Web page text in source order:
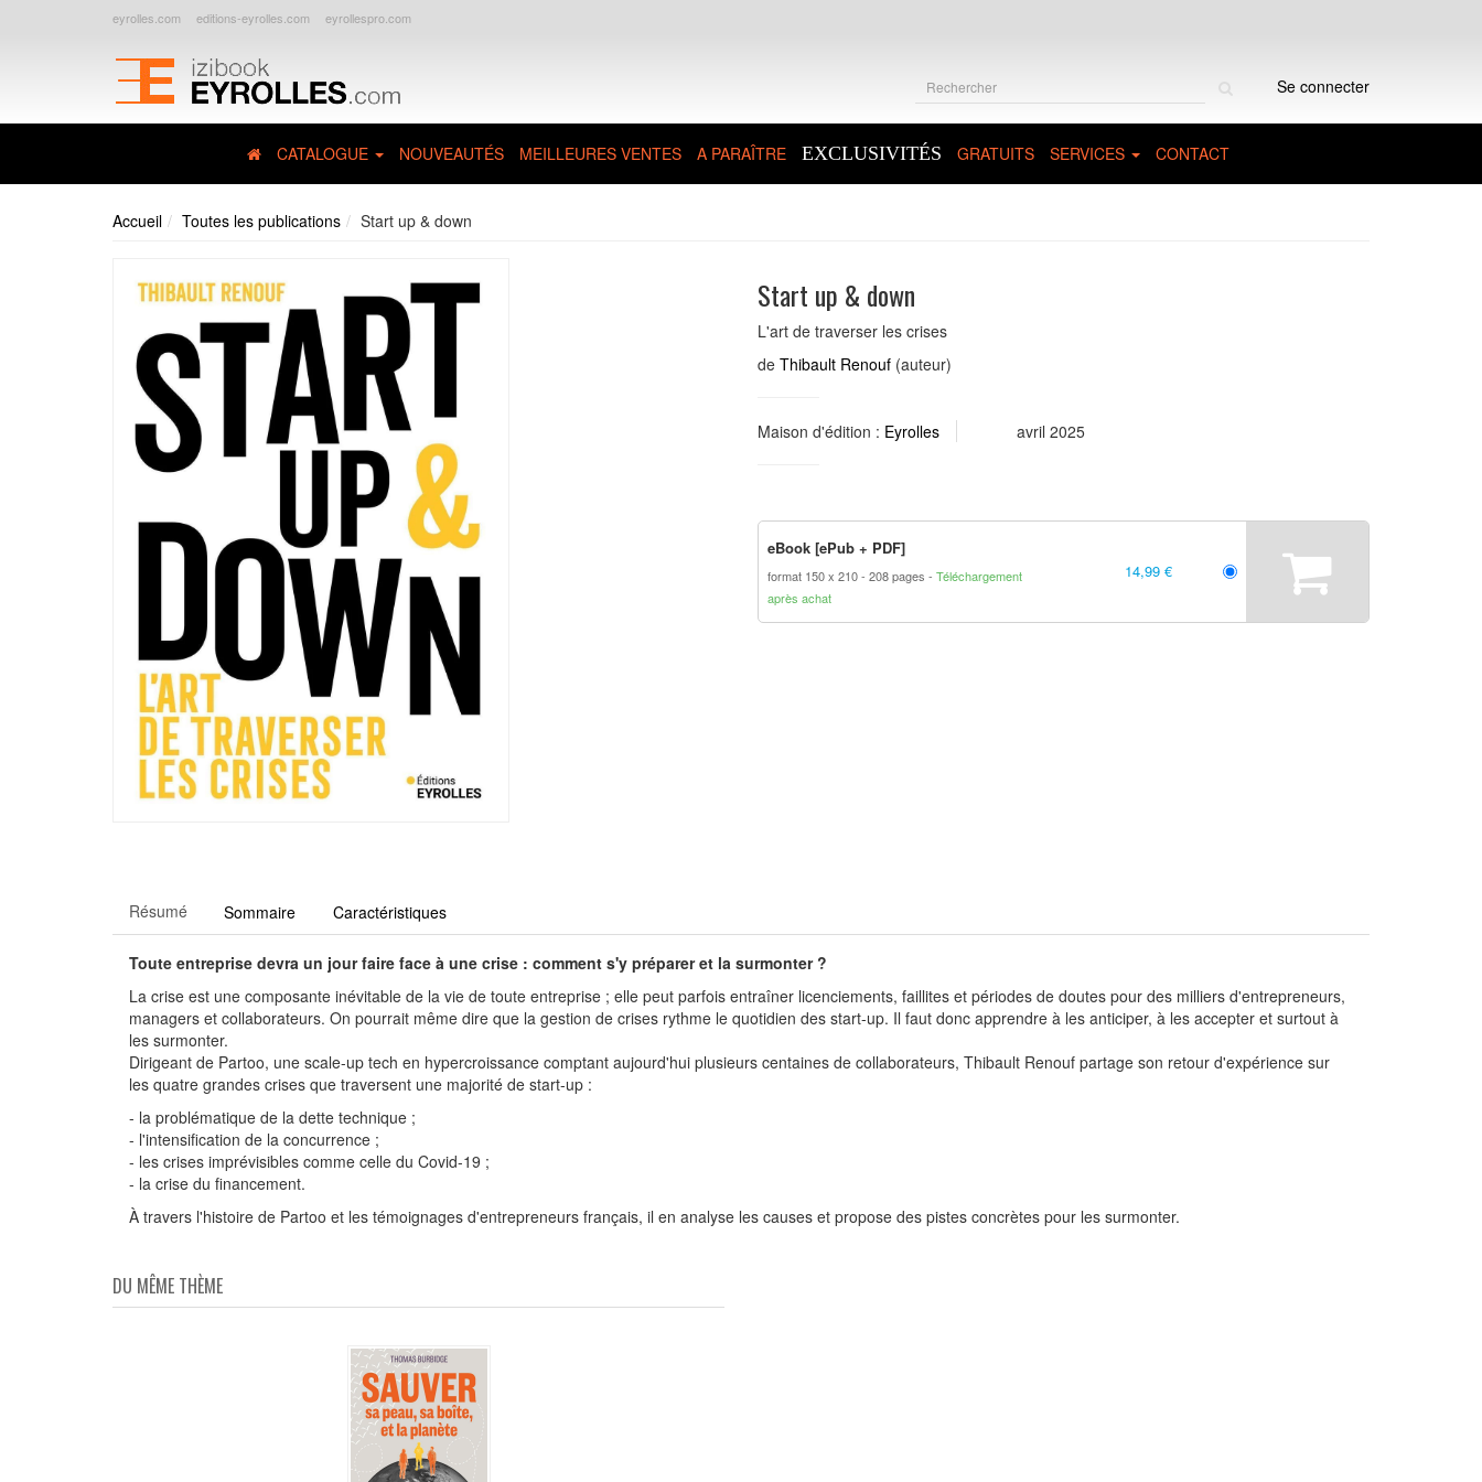
eyrolles.com editions-eyrolles.com eyrollespro.com
Se connecter
CATALOGUE NOUVEAUTÉS MEILLEURES VENTES A PARAÎTRE EXCLUSIVITÉS GRATUITS SERVICES CONTACT
Accueil Toutes les publications Start up & down
Start up & down
L'art de traverser les crises
de Thibault Renouf (auteur)
Maison d'édition : Eyrolles avril 2025
eBook [ePub + PDF]
format 150 x 210 208 pages
Téléchargement
après achat
14,99 €
Résumé Sommaire Caractéristiques
Toute entreprise devra un jour faire face à une crise : comment s'y préparer et la surmonter ?
La crise est une composante inévitable de la vie de toute entreprise ; elle peut parfois entraîner licenciements, faillites et périodes de doutes pour des milliers d'entrepreneurs,
managers et collaborateurs. On pourrait même dire que la gestion de crises rythme le quotidien des start-up. Il faut donc apprendre à les anticiper, à les accepter et surtout à
les surmonter.
Dirigeant de Partoo, une scale-up tech en hypercroissance comptant aujourd'hui plusieurs centaines de collaborateurs, Thibault Renouf partage son retour d'expérience sur
les quatre grandes crises que traversent une majorité de start-up :
- la problématique de la dette technique ;
- l'intensification de la concurrence ;
- les crises imprévisibles comme celle du Covid-19 ;
- la crise du financement.
À travers l'histoire de Partoo et les témoignages d'entrepreneurs français, il en analyse les causes et propose des pistes concrètes pour les surmonter.
DU MÊME THÈME